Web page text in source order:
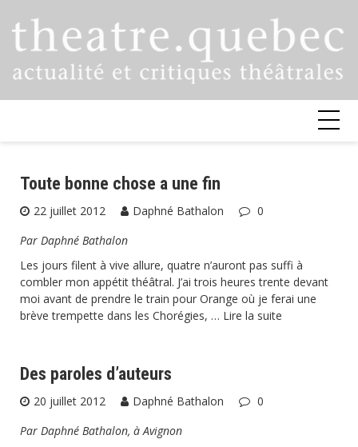
Toute bonne chose a une fin
22 juillet 2012 Daphné Bathalon
0
Par Daphné Bathalon
Les jours filent à vive allure, quatre n’auront pas suffi à
combler mon appétit théâtral. J’ai trois heures trente devant
moi avant de prendre le train pour Orange où je ferai une
brève trempette dans les Chorégies, … Lire la suite
Des paroles d’auteurs
20 juillet 2012 Daphné Bathalon
0
Par Daphné Bathalon, à Avignon